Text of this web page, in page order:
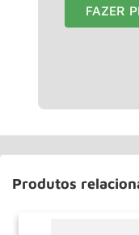
FAZER
Produtos